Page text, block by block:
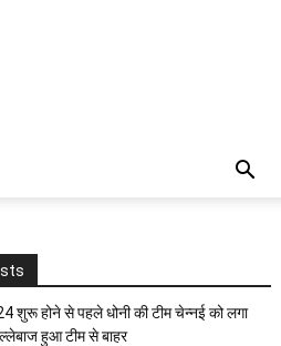
शुरू होने से पहले धोनी की टीम चेन्नई को लगा
हुआ टीम से बाहर